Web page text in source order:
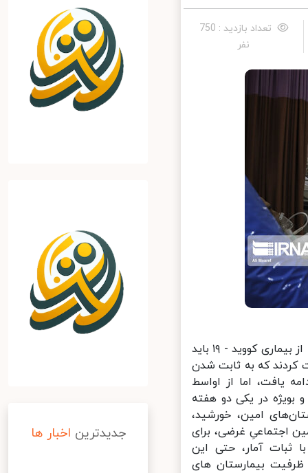
تعداد بازدید : 750
نفر
آرش نجیمی افزود: از لحاظ رعایت پروتکل‌های بهداشتی و موازین پیشگیرانه از بیماری کووید - ۱۹ باید
رعایت کردند که به ثابت شدن
یافت، اما از اواسط
در یکی دو هفته
امین، خورشید،
اجتماعیِ غرضی، برای
ثبات آمار، حتی این
بیمارستان های
جدیدترین اخبار ها